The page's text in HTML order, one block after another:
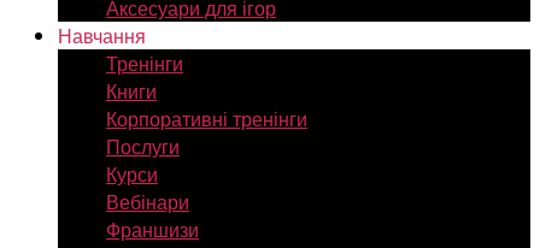
Аксесуари для ігор
Навчання
Тренінги
Книги
Корпоративні тренінги
Послуги
Курси
Вебінари
Франшизи